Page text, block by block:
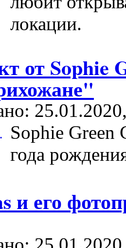
локации.
от Sophie
Sophie
года
и его